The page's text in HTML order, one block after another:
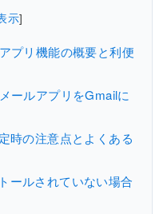
示]
プリ機能の概要と利便
ールアプリをGmailに
時の注意点とよくある
ールされていない場合